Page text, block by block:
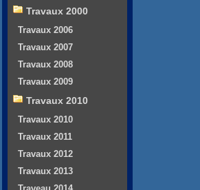
Travaux 2000
Travaux 2006
Travaux 2007
Travaux 2008
Travaux 2009
Travaux 2010
Travaux 2010
Travaux 2011
Travaux 2012
Travaux 2013